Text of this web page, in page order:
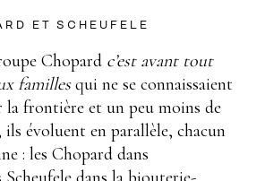
ET SCHEUFELE
Chopard c’est avant tout
famillesqui ne se connaissaient
la frontière et un peu moins de
évoluent en parallèle, chacun
: les Chopard dans